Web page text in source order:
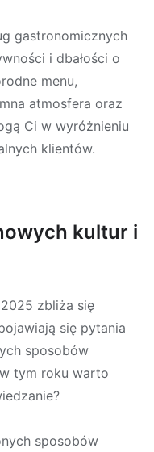
gastronomicznych
i dbałości o
menu,
atmosfera oraz
Ci w wyróżnieniu
klientów.
kultur i
zbliża się
się pytania
sposobów
tym roku warto
sposobów